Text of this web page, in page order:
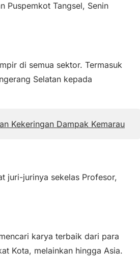
Puspemkot Tangsel, Senin
di semua sektor. Termasuk
Selatan kepada
Kekeringan Dampak Kemarau
juri-jurinya sekelas Profesor,
karya terbaik dari para
Kota, melainkan hingga Asia.